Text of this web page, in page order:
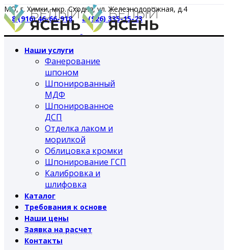
МО, г. Химки, мкр. Сходня, ул. Железнодорожная, д.4
8 (916) 46-66-918
8 (926) 335-15-23
Наши услуги
Фанерование
шпоном
Шпонированный
МДФ
Шпонированное
ДСП
Отделка лаком и
морилкой
Облицовка кромки
Шпонирование ГСП
Калибровка и
шлифовка
Каталог
Требования к основе
Наши цены
Заявка на расчет
Контакты